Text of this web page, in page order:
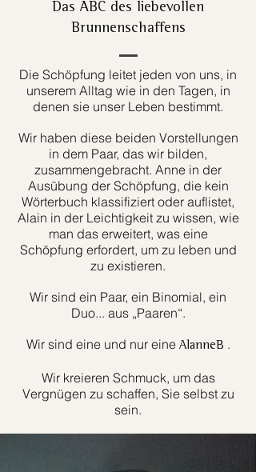
Das ABC des liebevollen
Brunnenschaffens
Die Schöpfung leitet jeden von uns, in
unserem Alltag wie in den Tagen, in
denen sie unser Leben bestimmt.
Wir haben diese beiden Vorstellungen
in dem Paar, das wir bilden,
zusammengebracht. Anne in der
Ausübung der Schöpfung, die kein
Wörterbuch klassifiziert oder auflistet,
Alain in der Leichtigkeit zu wissen, wie
man das erweitert, was eine
Schöpfung erfordert, um zu leben und
zu existieren.
Wir sind ein Paar, ein Binomial, ein
Duo... aus „Paaren“.
Wir sind eine und nur eine AlanneB .
Wir kreieren Schmuck, um das
Vergnügen zu schaffen, Sie selbst zu
sein.